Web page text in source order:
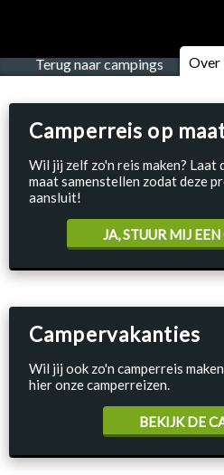
Terug naar campings Over
Camperreis op
Wil jij zelf zo'n reis maken? Laat
maat samenstellen zodat deze
aansluit!
JA, STUUR MIJ
Campervakanties
Wil jij ook zo'n camperreis
hier onze camperreizen.
BEKIJK DE